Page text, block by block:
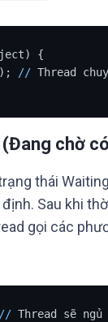
{
// Thread
chờ
thái
Sau khi
gọi các
// Thread sẽ ngủ